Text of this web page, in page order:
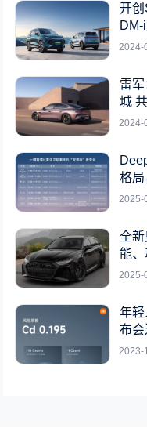
开创
2024-
雷
城
2024-
格
2025-
全
能
2025-
年
布
2023-